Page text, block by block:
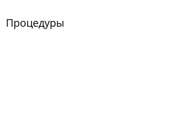
Процедуры